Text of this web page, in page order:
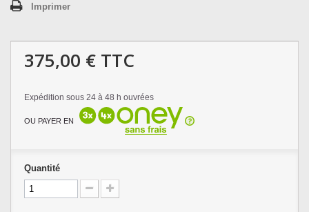
Imprimer
375,00 € TTC
Expédition sous 24 à 48 h ouvrées
OU PAYER EN
Quantité